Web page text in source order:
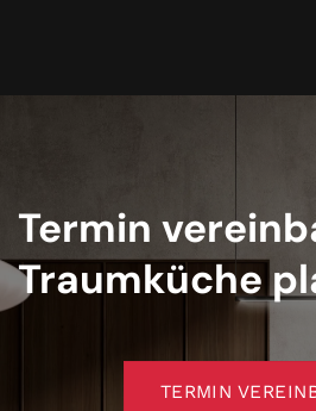
Termin
Traumküche
TERMIN